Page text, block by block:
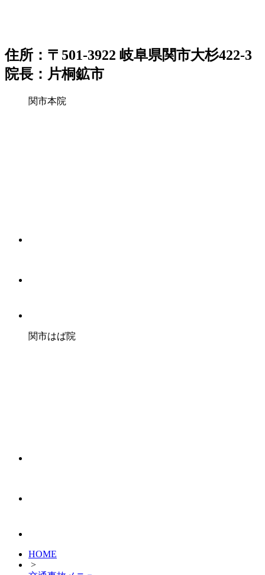
住所：〒501-3922 岐阜県関市大杉422-3
院長：片桐鉱市
関市本院
関市はば院
HOME
>